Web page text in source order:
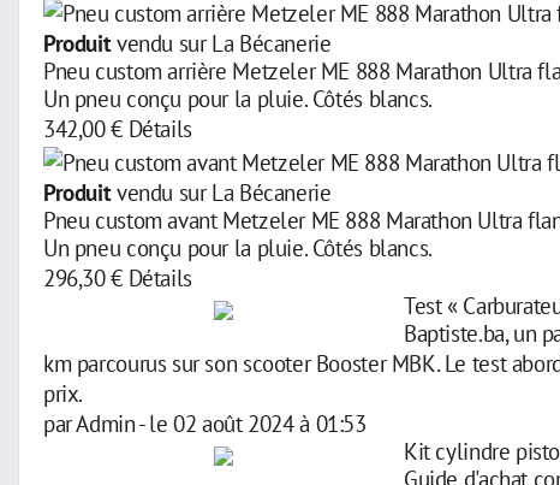
Produitvendu sur La Bécanerie
Pneu custom arrière Metzeler ME 888 Marathon Ultra
Un pneu conçu pour la pluie. Côtés blancs.
342,00 € Détails
Produitvendu sur La Bécanerie
Pneu custom avant Metzeler ME 888 Marathon Ultra
Un pneu conçu pour la pluie. Côtés blancs.
296,30 € Détails
Test «
Baptiste.ba, un
km parcourus sur son scooter Booster MBK. Le test
prix.
parAdmin-le 02 août 2024 à 01:53
Kit cylindre
Guide d'achat